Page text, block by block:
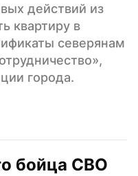
действий из
квартиру в
северянам
города.
бойца СВО